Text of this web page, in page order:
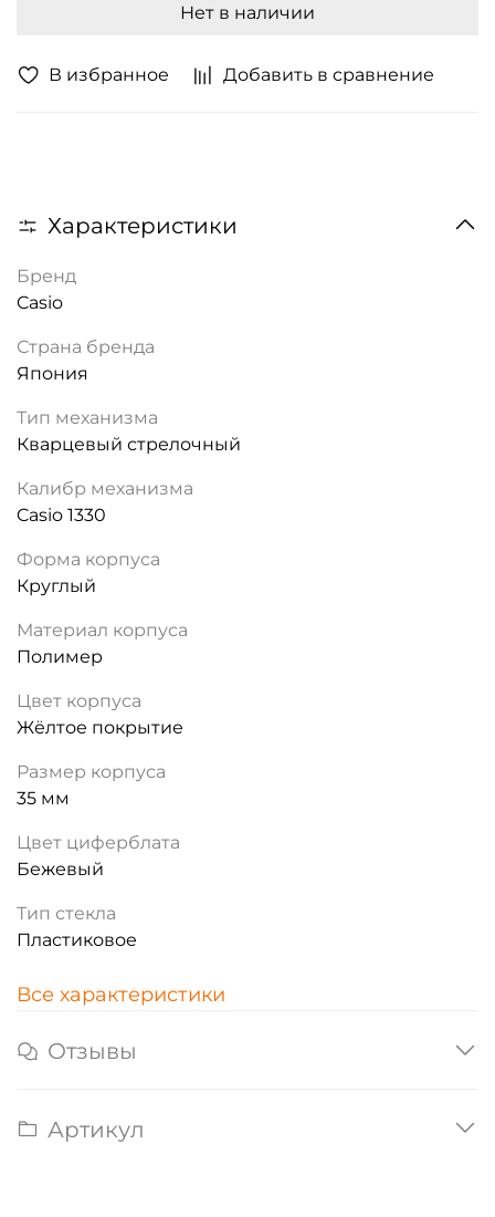
В избранное Добавить в сравнение
Нет в наличии
Характеристики
Бренд
Casio
Страна бренда
Япония
Тип механизма
Кварцевый стрелочный
Калибр механизма
Casio 1330
Форма корпуса
Круглый
Материал корпуса
Полимер
Цвет корпуса
Жёлтое покрытие
Размер корпуса
35 мм
Цвет циферблата
Бежевый
Тип стекла
Пластиковое
Все характеристики
Отзывы
Артикул